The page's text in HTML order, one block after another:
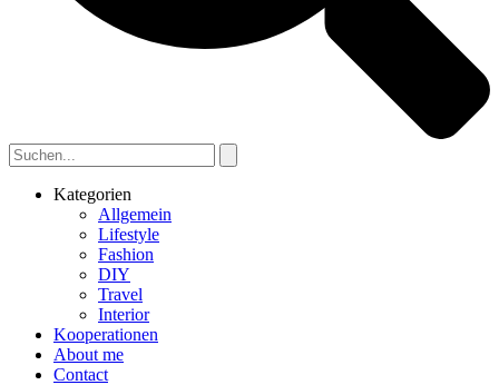
Kategorien
Allgemein
Lifestyle
Fashion
DIY
Travel
Interior
Kooperationen
About me
Contact